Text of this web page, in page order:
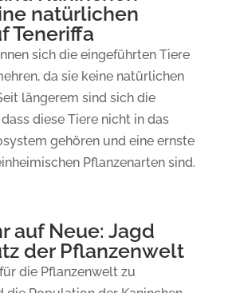
natürlichen
Teneriffa
sich die eingeführten Tiere
da sie keine natürlichen
längerem sind sich die
diese Tiere nicht in das
gehören und eine ernste
Pflanzenarten sind.
auf Neue: Jagd
der Pflanzenwelt
die Pflanzenwelt zu